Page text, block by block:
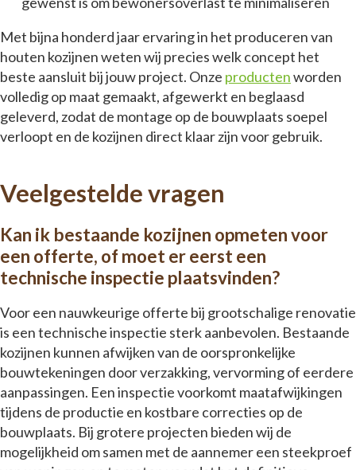
Met bijna honderd jaar ervaring in het produceren van
houten kozijnen weten wij precies welk concept het
beste aansluit bij jouw project. Onze productenworden
volledig op maat gemaakt, afgewerkt en beglaasd
geleverd, zodat de montage op de bouwplaats soepel
verloopt en de kozijnen direct klaar zijn voor gebruik.
Veelgestelde vragen
Kan ik bestaande kozijnen opmeten voor
een offerte, of moet er eerst een
technische inspectie plaatsvinden?
Voor een nauwkeurige offerte bij grootschalige renovatie
is een technische inspectie sterk aanbevolen. Bestaande
kozijnen kunnen afwijken van de oorspronkelijke
bouwtekeningen door verzakking, vervorming of eerdere
aanpassingen. Een inspectie voorkomt maatafwijkingen
tijdens de productie en kostbare correcties op de
bouwplaats. Bij grotere projecten bieden wij de
mogelijkheid om samen met de aannemer een steekproef